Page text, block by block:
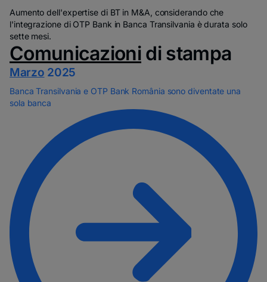
Aumento dell'expertise di BT in M&A, considerando che
l'integrazione di OTP Bank in Banca Transilvania è durata solo
sette mesi.
Comunicazioni di stampa
Marzo 2025
Banca Transilvania e OTP Bank România sono diventate una
sola banca